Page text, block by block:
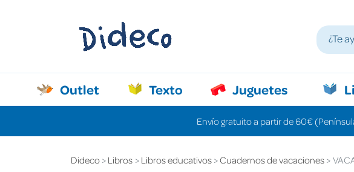
Outlet Texto Juguetes
Envío gratuito a partir de 60€
Dideco Libros Libros educativos Cuadernos de vacaciones